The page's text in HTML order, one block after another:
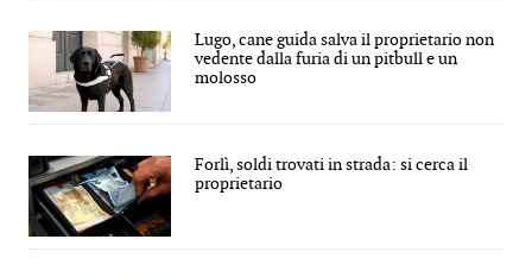
Lugo, cane guida salva il proprietario non
vedente dalla furia di un pitbull e un
molosso
Forlì, soldi trovati in strada: si cerca il
proprietario